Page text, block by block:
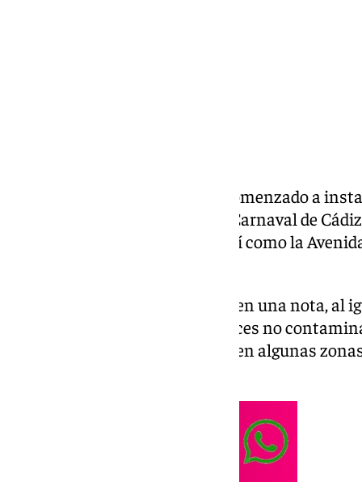
ha comenzado a
que lucirá la ciudad durante el Carnaval de
un total de 35 calles y plazas, así como la
Según detalla el Ayuntamiento en una nota, al
Navidad, se han incorporado luces no
Ecogreenlux, que se instalarán en algunas